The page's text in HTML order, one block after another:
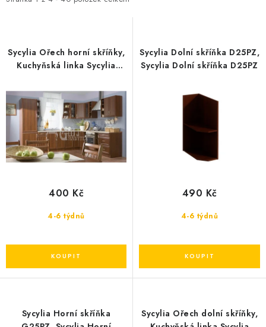
r
d
u
k
t
ů
p
o
d
u
k
t
ů
Sycylia Ořech horní skříňky,
Kuchyňská linka Sycylia
4-6 týdnů
400 Kč
Sycylia Dolní skříňka D25PZ,
Sycylia Dolní skříňka D25PZ
4-6 týdnů
490 Kč
Sycylia Horní skříňka
Sycylia Ořech dolní skříňky,